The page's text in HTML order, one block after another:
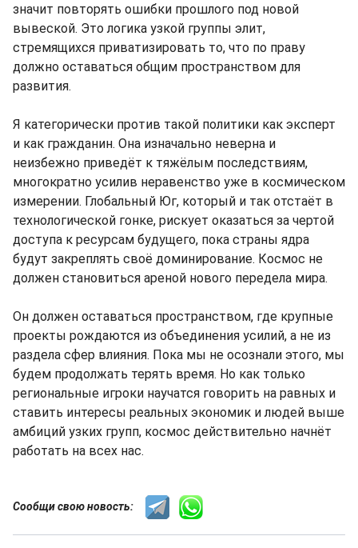
значит повторять ошибки прошлого под новой
вывеской. Это логика узкой группы элит,
стремящихся приватизировать то, что по праву
должно оставаться общим пространством для
развития.
Я категорически против такой политики как эксперт
и как гражданин. Она изначально неверна и
неизбежно приведёт к тяжёлым последствиям,
многократно усилив неравенство уже в космическом
измерении. Глобальный Юг, который и так отстаёт в
технологической гонке, рискует оказаться за чертой
доступа к ресурсам будущего, пока страны ядра
будут закреплять своё доминирование. Космос не
должен становиться ареной нового передела мира.
Он должен оставаться пространством, где крупные
проекты рождаются из объединения усилий, а не из
раздела сфер влияния. Пока мы не осознали этого, мы
будем продолжать терять время. Но как только
региональные игроки научатся говорить на равных и
ставить интересы реальных экономик и людей выше
амбиций узких групп, космос действительно начнёт
работать на всех нас.
Сообщи свою новость: